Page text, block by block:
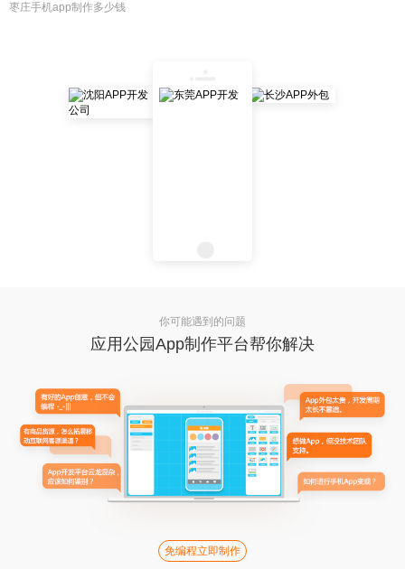
枣庄手机app制作多少钱
你可能遇到的问题
应用公园App制作平台帮你解决
免编程立即制作